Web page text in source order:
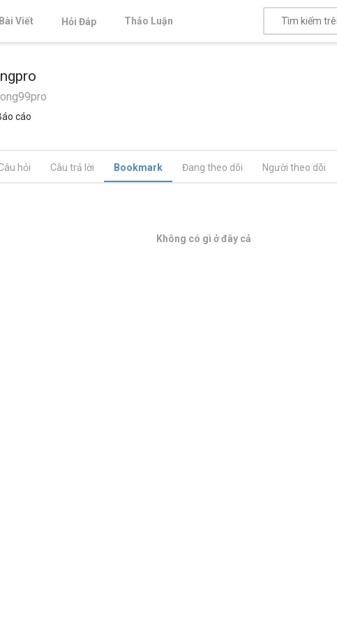
Bài Viết Hỏi Đáp Thảo Luận
cáo
hỏi Câu trả lời Bookmark Đang theo dõi Người theo dõi
Không có gì ở đây cả